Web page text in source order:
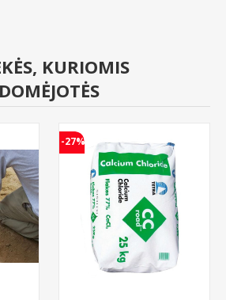
KURIOMIS
DOMĖJOTĖS
-27%